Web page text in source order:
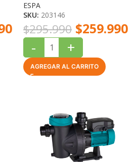
ESPA
SKU: 203146
$295.990 $259.990
- +
AGREGAR AL CARRITO